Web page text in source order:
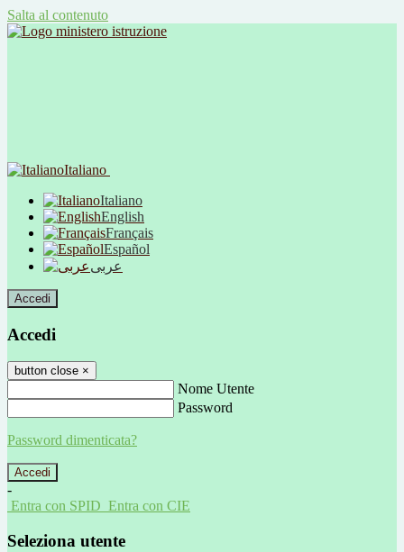
Salta al contenuto
Italiano
Italiano
English
Français
Español
عربى
Accedi
Accedi
button close ×
Nome Utente
Password
Password dimenticata?
-
Entra con SPID Entra con CIE
Seleziona utente